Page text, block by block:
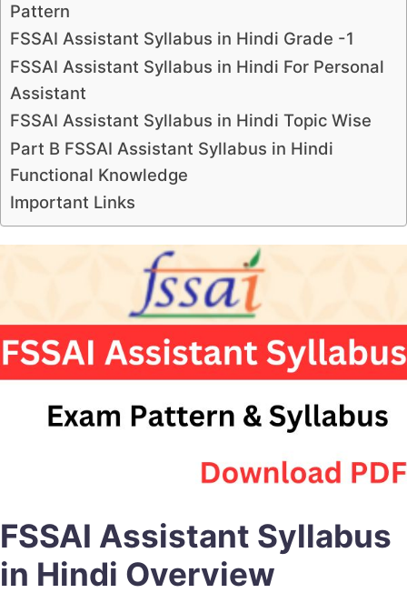
Pattern
FSSAI Assistant Syllabus in Hindi Grade -1
FSSAI Assistant Syllabus in Hindi For Personal
Assistant
FSSAI Assistant Syllabus in Hindi Topic Wise
Part B FSSAI Assistant Syllabus in Hindi
Functional Knowledge
Important Links
FSSAI Assistant Syllabus
in Hindi Overview